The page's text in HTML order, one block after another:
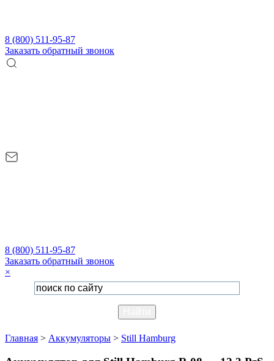
8 (800) 511-95-87
Заказать обратный звонок
8 (800) 511-95-87
Заказать обратный звонок
×
Главная > Аккумуляторы > Still Hamburg